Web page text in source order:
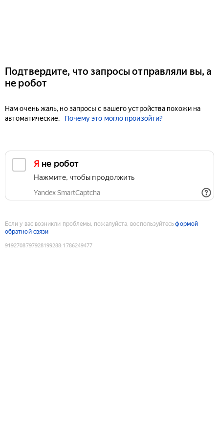
Подтвердите, что запросы отправляли вы, а
не робот
Нам очень жаль, но запросы с вашего устройства похожи на
автоматические.
Почему это могло произойти?
Я не робот
Нажмите, чтобы продолжить
Yandex SmartCaptcha
Если у вас возникли проблемы, пожалуйста, воспользуйтесьформой
обратной связи
9192708797928199288:1786249477